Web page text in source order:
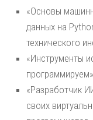
«Основы
данных на
технического
«Инструменты
«Разработчик
своих